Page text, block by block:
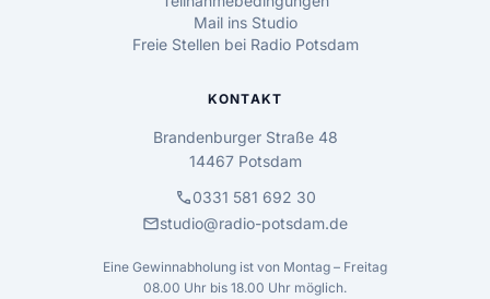
Mail ins Studio
Freie Stellen bei Radio Potsdam
KONTAKT
Brandenburger Straße 48
14467 Potsdam
call0331 581 692 30
mailstudio@radio-potsdam.de
Eine Gewinnabholung ist von Montag – Freitag
08.00 Uhr bis 18.00 Uhr möglich.